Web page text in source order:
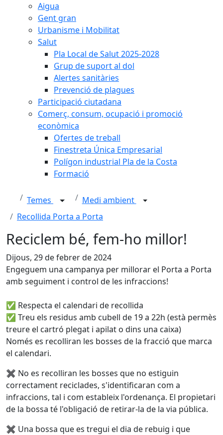
Aigua
Gent gran
Urbanisme i Mobilitat
Salut
Pla Local de Salut 2025-2028
Grup de suport al dol
Alertes sanitàries
Prevenció de plagues
Participació ciutadana
Comerç, consum, ocupació i promoció
econòmica
Ofertes de treball
Finestreta Única Empresarial
Polígon industrial Pla de la Costa
Formació
Temes
Medi ambient
Recollida Porta a Porta
Reciclem bé, fem-ho millor!
Dijous, 29 de febrer de 2024
Engeguem una campanya per millorar el Porta a Porta
amb seguiment i control de les infraccions!
✅ Respecta el calendari de recollida
✅ Treu els residus amb cubell de 19 a 22h (està permès
treure el cartró plegat i apilat o dins una caixa)
Només es recolliran les bosses de la fracció que marca
el calendari.
✖️ No es recolliran les bosses que no estiguin
correctament reciclades, s'identificaran com a
infraccions, tal i com estableix l'ordenança. El propietari
de la bossa té l'obligació de retirar-la de la via pública.
✖️ Una bossa que es tregui el dia de rebuig i que